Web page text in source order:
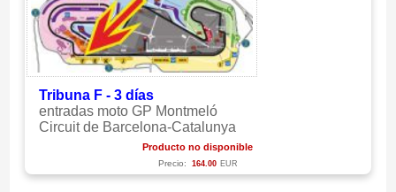
Tribuna F - 3 días
entradas moto GP Montmeló
Circuit de Barcelona-Catalunya
Producto no disponible
Precio: 164.00 EUR